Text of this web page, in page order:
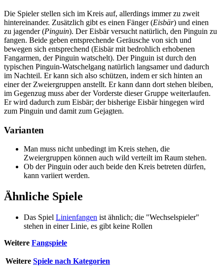
Die Spieler stellen sich im Kreis auf, allerdings immer zu zweit
hintereinander. Zusätzlich gibt es einen Fänger (Eisbär) und einen
zu jagender (Pinguin). Der Eisbär versucht natürlich, den Pinguin zu
fangen. Beide geben entsprechende Geräusche von sich und
bewegen sich entsprechend (Eisbär mit bedrohlich erhobenen
Fangarmen, der Pinguin watschelt). Der Pinguin ist durch den
typischen Pinguin-Watschelgang natürlich langsamer und dadurch
im Nachteil. Er kann sich also schützen, indem er sich hinten an
einer der Zweiergruppen anstellt. Er kann dann dort stehen bleiben,
im Gegenzug muss aber der Vorderste dieser Gruppe weiterlaufen.
Er wird dadurch zum Eisbär; der bisherige Eisbär hingegen wird
zum Pinguin und damit zum Gejagten.
Varianten
Man muss nicht unbedingt im Kreis stehen, die
Zweiergruppen können auch wild verteilt im Raum stehen.
Ob der Pinguin oder auch beide den Kreis betreten dürfen,
kann variiert werden.
Ähnliche Spiele
Das Spiel Linienfangen ist ähnlich; die "Wechselspieler"
stehen in einer Linie, es gibt keine Rollen
Weitere Fangspiele
Weitere Spiele nach Kategorien